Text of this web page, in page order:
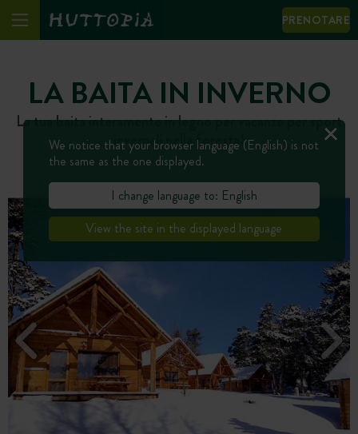
PRENOTARE
LA BAITA IN INVERNO
La tua baita interamente in legno per vacanze per sport
invernali nella foresta!
We notice that your browser language (English) is not
the same as the one displayed.
I change language to: English
View the site in the displayed language